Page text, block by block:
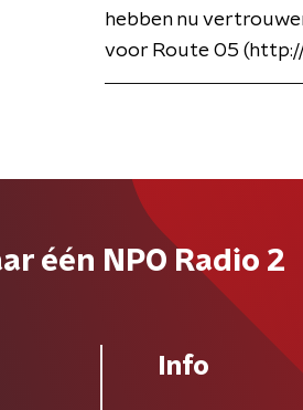
hebben nu
voor Route 05
één NPO Radio 2
Info